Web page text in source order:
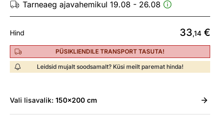
Tarneaeg ajavahemikul 19.08 - 26.08
Hind 33,14 €
PÜSIKLIENDILE TRANSPORT TASUTA!
Leidsid mujalt soodsamalt? Küsi meilt paremat hinda!
Vali lisavalik: 150x200 cm